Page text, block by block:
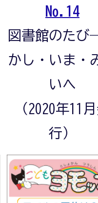
No.14
図書館のたび
かし・いま・
いへ
（2020年11
行）